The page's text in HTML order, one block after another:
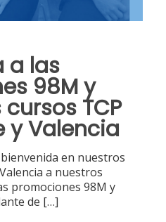
a las
98M y
cursos TCP
y Valencia
en nuestros
a nuestros
promociones 98M y
de […]